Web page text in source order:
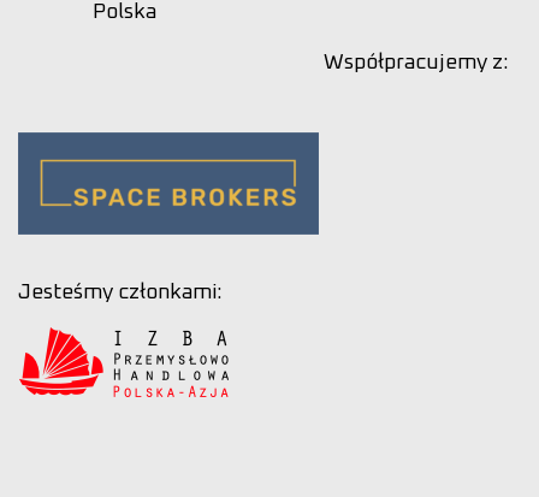
Polska
Współpracujemy z:
Jesteśmy członkami: